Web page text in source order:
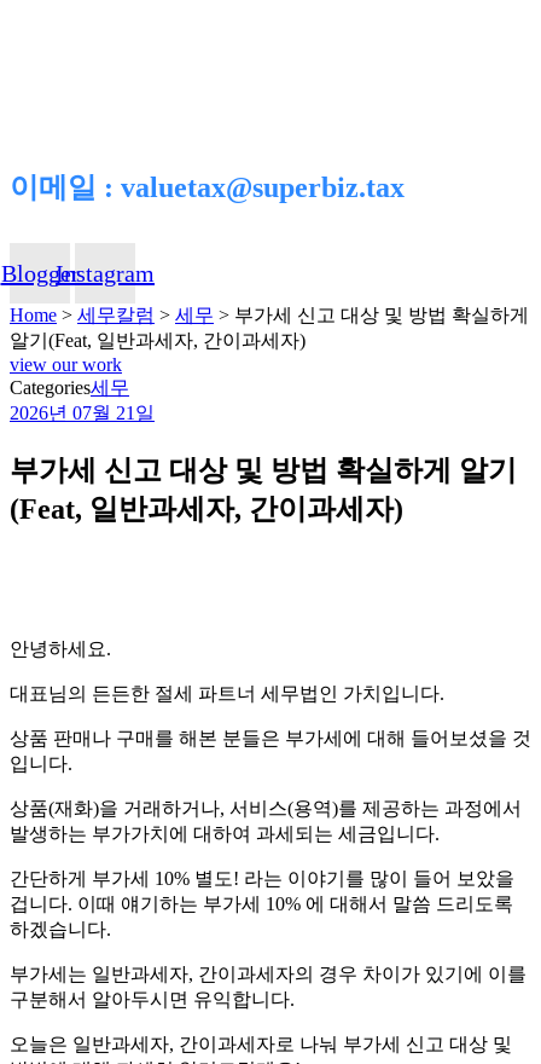
이메일 : valuetax@superbiz.tax
BloggerInstagram
Home > 세무칼럼 > 세무 > 부가세 신고 대상 및 방법 확실하게
알기(Feat, 일반과세자, 간이과세자)
view our work
Categories세무
2026년 07월 21일
부가세 신고 대상 및 방법 확실하게 알기
(Feat, 일반과세자, 간이과세자)
안녕하세요.
대표님의 든든한 절세 파트너 세무법인 가치입니다.
상품 판매나 구매를 해본 분들은 부가세에 대해 들어보셨을 것
입니다.
상품(재화)을 거래하거나, 서비스(용역)를 제공하는 과정에서
발생하는 부가가치에 대하여 과세되는 세금입니다.
간단하게 부가세 10% 별도! 라는 이야기를 많이 들어 보았을
겁니다. 이때 얘기하는 부가세 10% 에 대해서 말씀 드리도록
하겠습니다.
부가세는 일반과세자, 간이과세자의 경우 차이가 있기에 이를
구분해서 알아두시면 유익합니다.
오늘은 일반과세자, 간이과세자로 나눠 부가세 신고 대상 및